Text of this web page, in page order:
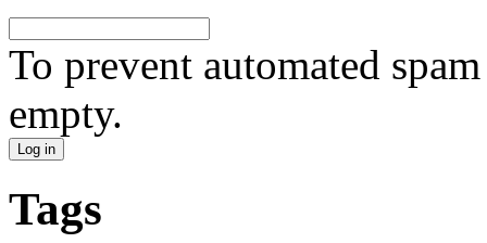
To prevent automated
empty.
Tags